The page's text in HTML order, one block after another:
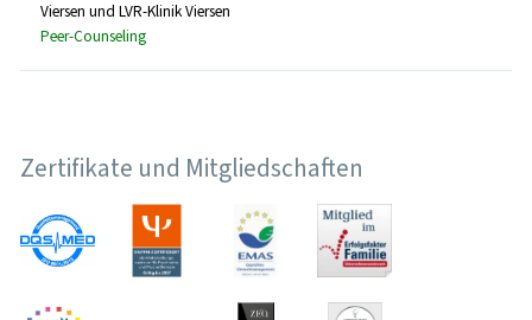
Viersen und LVR-Klinik Viersen
Peer-Counseling
Zertifikate und Mitgliedschaften